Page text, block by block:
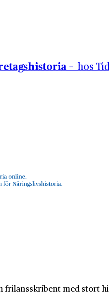
– hos
frilansskribent med stort